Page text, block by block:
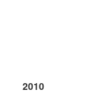
2010